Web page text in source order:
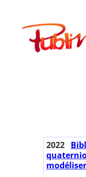
contenuPublimath
2022